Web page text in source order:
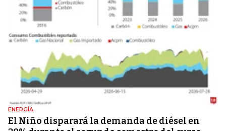
ENERGÍA
El Niño disparará la demanda de diésel en